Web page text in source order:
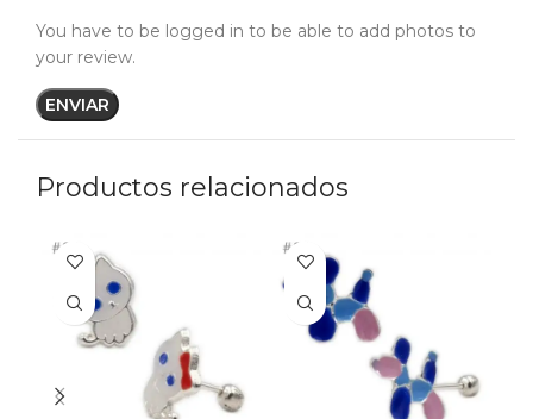
You have to be logged in to be able to add photos to
your review.
Productos relacionados